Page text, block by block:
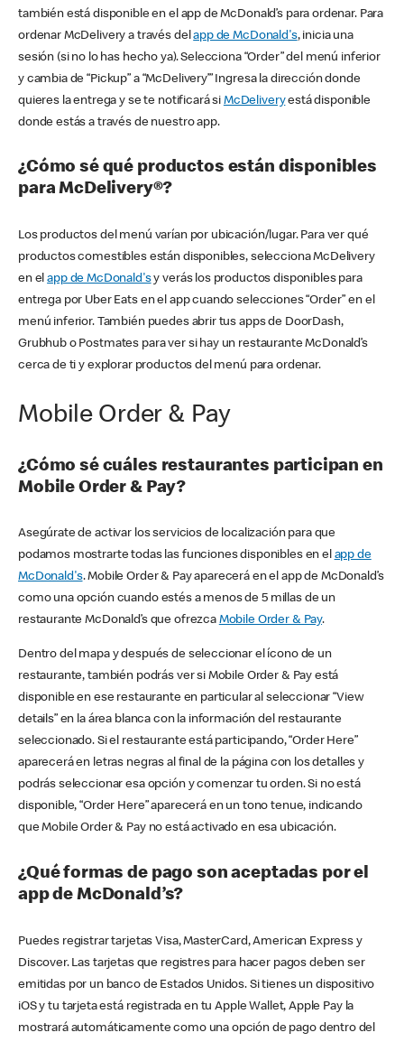
también está disponible en el app de McDonald’s para ordenar. Para
ordenar McDelivery a través delapp de McDonald's, inicia una
sesión (si no lo has hecho ya). Selecciona “Order” del menú inferior
y cambia de “Pickup” a “McDelivery’” Ingresa la dirección donde
quieres la entrega y se te notificará si McDeliveryestá disponible
donde estás a través de nuestro app.
¿Cómo sé qué productos están disponibles
para McDelivery®?
Los productos del menú varían por ubicación/lugar. Para ver qué
productos comestibles están disponibles, selecciona McDelivery
en elapp de McDonald'sy verás los productos disponibles para
entrega por Uber Eats en el app cuando selecciones “Order” en el
menú inferior. También puedes abrir tus apps de DoorDash,
Grubhub o Postmates para ver si hay un restaurante McDonald’s
cerca de ti y explorar productos del menú para ordenar.
Mobile Order & Pay
¿Cómo sé cuáles restaurantes participan en
Mobile Order & Pay?
Asegúrate de activar los servicios de localización para que
podamos mostrarte todas las funciones disponibles en el app de
McDonald's. Mobile Order & Pay aparecerá en el app de McDonald’s
como una opción cuando estés a menos de 5 millas de un
restaurante McDonald’s que ofrezca Mobile Order & Pay.
Dentro del mapa y después de seleccionar el ícono de un
restaurante, también podrás ver si Mobile Order & Pay está
disponible en ese restaurante en particular al seleccionar “View
details” en la área blanca con la información del restaurante
seleccionado. Si el restaurante está participando, “Order Here”
aparecerá en letras negras al final de la página con los detalles y
podrás seleccionar esa opción y comenzar tu orden. Si no está
disponible, “Order Here” aparecerá en un tono tenue, indicando
que Mobile Order & Pay no está activado en esa ubicación.
¿Qué formas de pago son aceptadas por el
app de McDonald’s?
Puedes registrar tarjetas Visa, MasterCard, American Express y
Discover. Las tarjetas que registres para hacer pagos deben ser
emitidas por un banco de Estados Unidos. Si tienes un dispositivo
iOS y tu tarjeta está registrada en tu Apple Wallet, Apple Pay la
mostrará automáticamente como una opción de pago dentro del